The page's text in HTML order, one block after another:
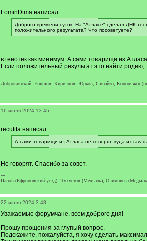
FominDima написал:
[
q
]
Доброго времени суток. На "Атласе" сделал ДНК-
положительного результата? Что посоветуете?
[
в генотек как минимум. А сами товарищи из
Если положительный результат это найти родню,
---
Добровинский, Епишев, Кириллов, Юрков, Синайко,
16 июля 2024 13:45
recutita написал:
[
q
А сами товарищи из Атласа не говорят, куда их raw
[
]
Не говорят. Спасибо за совет.
---
Панов (Ефремовский уезд), Чухустов (Медынь), Олимпиев
22 июля 2024 3:48
Уважаемые форумчане, всем доброго дня!
Прошу прощения за глупый вопрос.
Подскажите, пожалуйста, я хочу сделать